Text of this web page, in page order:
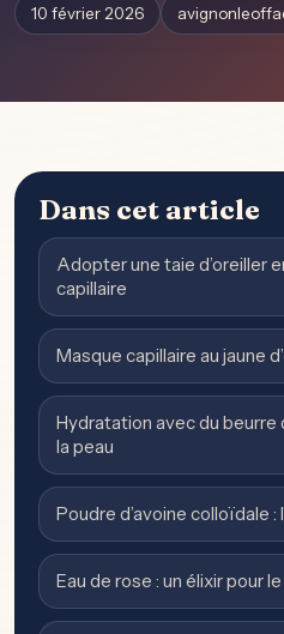
10 février 2026
Dans cet article
Adopter une taie d’oreiller
capillaire
Masque capillaire au jaune
Hydratation avec du beurre
la peau
Poudre d’avoine colloïdale
Eau de rose : un élixir pour